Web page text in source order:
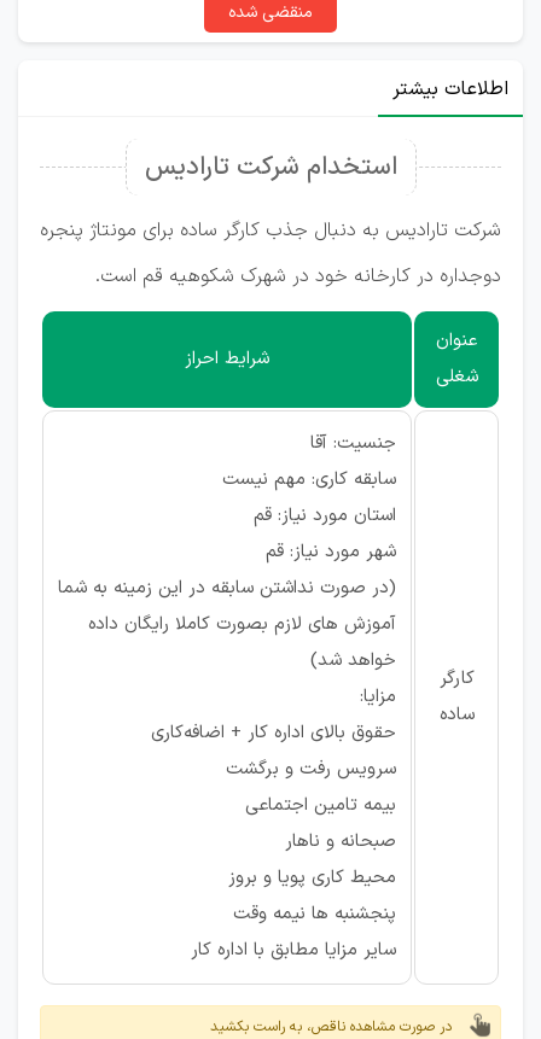
منقضی شده
اطلاعات بیشتر
استخدام شرکت تارادیس
شرکت تارادیس به دنبال جذب کارگر ساده برای مونتاژ پنجره
دوجداره در کارخانه خود در شهرک شکوهیه قم است.
عنوان
شغلی
شرایط احراز
کارگر
ساده
جنسیت: آقا
سابقه کاری: مهم نیست
استان مورد نیاز: قم
شهر مورد نیاز: قم
(در صورت نداشتن سابقه در این زمینه به شما
آموزش های لازم بصورت کاملا رایگان داده
خواهد شد)
مزایا:
حقوق بالای اداره کار + اضافه‌کاری
سرویس رفت و برگشت
بیمه تامین اجتماعی
صبحانه و ناهار
محیط کاری پویا و بروز
پنجشنبه ها نیمه وقت
سایر مزایا مطابق با اداره کار
در صورت مشاهده ناقص، به راست بکشید